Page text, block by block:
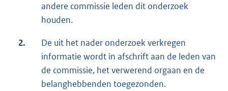
andere commissie leden dit onderzoek
houden.
2.
De uit het nader onderzoek verkregen
informatie wordt in afschrift aan de leden van
de commissie, het verwerend orgaan en de
belanghebbenden toegezonden.